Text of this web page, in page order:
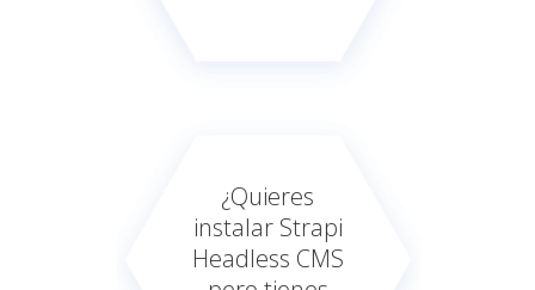
¿Quieres
instalar Strapi
Headless CMS